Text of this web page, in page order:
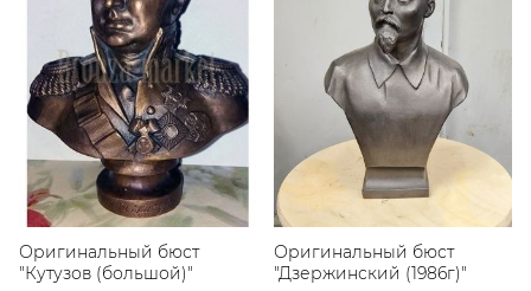
Оригинальный бюст
"Кутузов (большой)"
Оригинальный бюст
"Дзержинский (1986г)"